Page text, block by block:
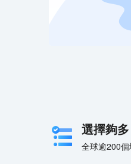
選擇夠多
全球逾200